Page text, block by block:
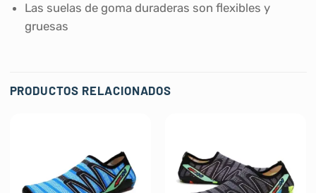
Las suelas de goma duraderas son flexibles y
gruesas
PRODUCTOS RELACIONADOS